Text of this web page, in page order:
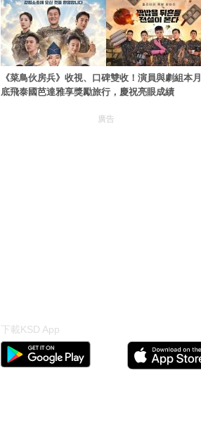
《菜鳥伙房兵》收視、口碑雙收！演員與劇組本月
底飛泰國芭達雅享獎勵旅行，慶祝亮眼成績
廣告
下載KSD App